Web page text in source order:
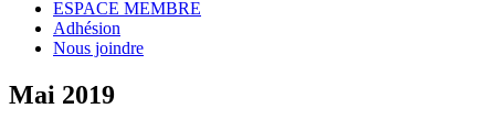
ESPACE MEMBRE
Adhésion
Nous joindre
Mai 2019